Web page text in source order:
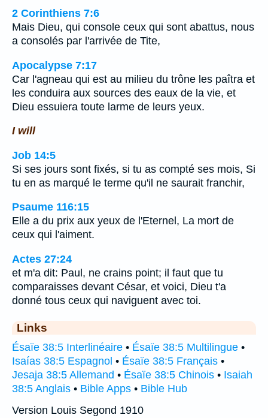
2 Corinthiens 7:6
Mais Dieu, qui console ceux qui sont abattus, nous
a consolés par l'arrivée de Tite,
Apocalypse 7:17
Car l'agneau qui est au milieu du trône les paîtra et
les conduira aux sources des eaux de la vie, et
Dieu essuiera toute larme de leurs yeux.
I will
Job 14:5
Si ses jours sont fixés, si tu as compté ses mois, Si
tu en as marqué le terme qu'il ne saurait franchir,
Psaume 116:15
Elle a du prix aux yeux de l'Eternel, La mort de
ceux qui l'aiment.
Actes 27:24
et m'a dit: Paul, ne crains point; il faut que tu
comparaisses devant César, et voici, Dieu t'a
donné tous ceux qui naviguent avec toi.
Links
Ésaïe 38:5 Interlinéaire • Ésaïe 38:5 Multilingue •
Isaías 38:5 Espagnol • Ésaïe 38:5 Français •
Jesaja 38:5 Allemand • Ésaïe 38:5 Chinois • Isaiah
38:5 Anglais • Bible Apps • Bible Hub
Version Louis Segond 1910